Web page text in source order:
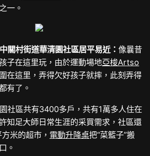
一。
關村街道華清園社區居平易近： 像曩昔
子在這里玩，由於運動場地亞梭Artso
在這里，弄得欠好孩子就摔，此刻弄得
有了。
社區共有3400多戶，共有1萬多人住在
知足大師日常生涯的采買需求，社區還
米的超市， 電動升降桌把“菜籃子”搬
。